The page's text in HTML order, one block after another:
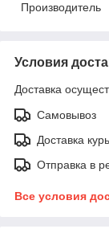
Производитель
Условия
Доставка
Самовывоз
Доставка
Отправка в
Все условия